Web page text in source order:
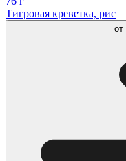
Тигровая креветка, рис
от